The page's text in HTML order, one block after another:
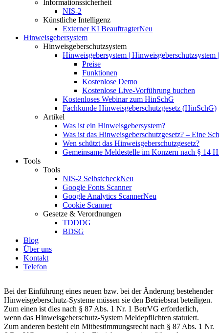
Informationssicherheit
NIS-2
Künstliche Intelligenz
Externer KI BeauftragterNeu
Hinweisgebersystem
Hinweisgeberschutzsystem
Hinweisgebersystem | Hinweisgeberschutzsystem
Preise
Funktionen
Kostenlose Demo
Kostenlose Live-Vorführung buchen
Kostenloses Webinar zum HinSchG
Fachkunde Hinweisgeberschutzgesetz (HinSchG)
Artikel
Was ist ein Hinweisgebersystem?
Was ist das Hinweisgeberschutzgesetz? – Eine
Wen schützt das Hinweisgeberschutzgesetz?
Gemeinsame Meldestelle im Konzern nach § 14
Tools
Tools
NIS-2 SelbstcheckNeu
Google Fonts Scanner
Google Analytics ScannerNeu
Cookie Scanner
Gesetze & Verordnungen
TDDDG
BDSG
Blog
Über uns
Kontakt
Telefon
Bei der Einführung eines neuen bzw. bei der Änderung bestehender
Hinweisgeberschutz-Systeme müssen sie den Betriebsrat beteiligen.
Zum einen ist dies nach § 87 Abs. 1 Nr. 1 BetrVG erforderlich,
wenn das Hinweisgeberschutz-System Meldepflichten statuiert.
Zum anderen besteht ein Mitbestimmungsrecht nach § 87 Abs. 1 Nr.